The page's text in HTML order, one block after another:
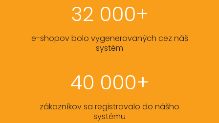
32 000+
e-shopov bolo vygenerovaných cez náš
systém
40 000+
zákazníkov sa registrovalo do nášho
systému